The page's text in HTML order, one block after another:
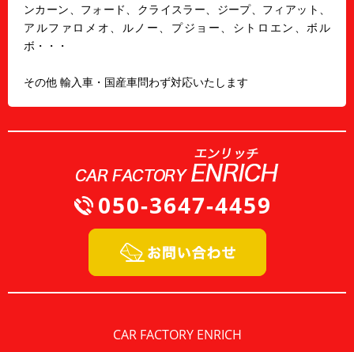
ンカーン、フォード、クライスラー、ジープ、フィアット、
アルファロメオ、ルノー、プジョー、シトロエン、ボル
ボ・・・
その他 輸入車・国産車問わず対応いたします
050-3647-4459
CAR FACTORY ENRICH